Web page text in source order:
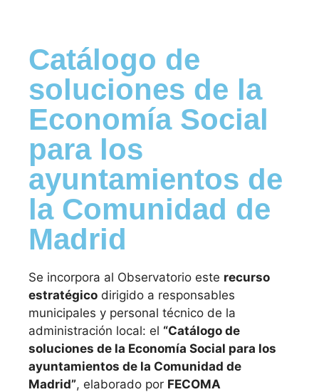
Catálogo de
soluciones de la
Economía Social
para los
ayuntamientos de
la Comunidad de
Madrid
Se incorpora al Observatorio este recurso
estratégico dirigido a responsables
municipales y personal técnico de la
administración local: el “Catálogo de
soluciones de la Economía Social para los
ayuntamientos de la Comunidad de
Madrid”, elaborado por FECOMA